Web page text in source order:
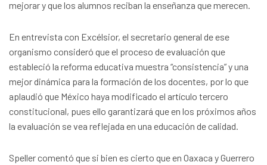
mejorar y que los alumnos reciban la enseñanza que merecen.
En entrevista con Excélsior, el secretario general de ese
organismo consideró que el proceso de evaluación que
estableció la reforma educativa muestra “consistencia” y una
mejor dinámica para la formación de los docentes, por lo que
aplaudió que México haya modificado el artículo tercero
constitucional, pues ello garantizará que en los próximos años
la evaluación se vea reflejada en una educación de calidad.
Speller comentó que si bien es cierto que en Oaxaca y Guerrero